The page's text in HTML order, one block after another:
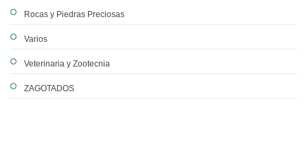
Rocas y Piedras Preciosas
Varios
Veterinaria y Zootecnia
ZAGOTADOS